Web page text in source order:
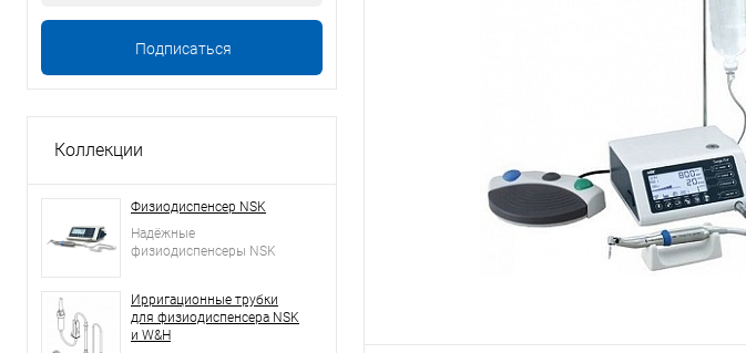
Коллекции
Физиодиспенсер NSK
Надёжные
физиодиспенсеры NSK
Ирригационные трубки
для физиодиспенсера NSK
и W&H